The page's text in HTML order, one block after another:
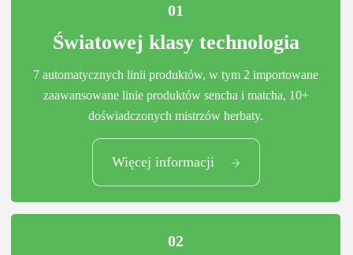
Światowej klasy technologia
01
Światowej klasy technologia
7 automatycznych linii produktów, w tym 2 importowane
zaawansowane linie produktów sencha i matcha, 10+
doświadczonych mistrzów herbaty.
Więcej informacji
02